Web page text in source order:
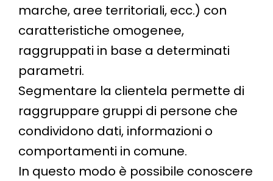
marche, aree territoriali, ecc.) con
caratteristiche omogenee,
raggruppati in base a determinati
parametri.
Segmentare la clientela permette di
raggruppare gruppi di persone che
condividono dati, informazioni o
comportamenti in comune.
In questo modo è possibile conoscere